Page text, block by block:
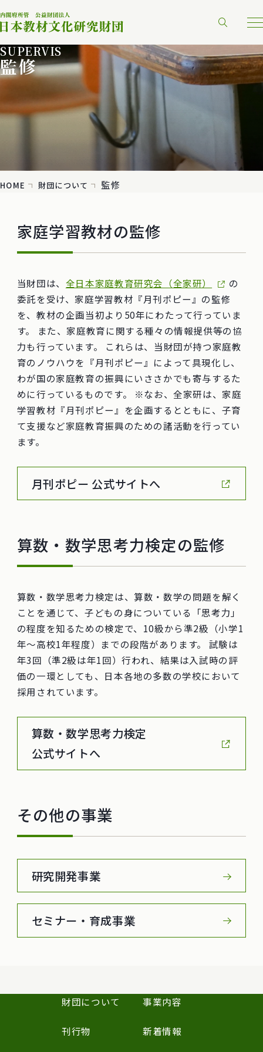
SUPERVIS
監修
HOME 財団について 監修
家庭学習教材の監修
当財団は、 全日本家庭教育研究会（全家研）
の
委託を受け、家庭学習教材『月刊ポピー』の監修
を、教材の企画当初より50年にわたって行っていま
す。 また、家庭教育に関する種々の情報提供等の協
力も行っています。 これらは、当財団が持つ家庭教
育のノウハウを『月刊ポピー』によって具現化し、
わが国の家庭教育の振興にいささかでも寄与するた
めに行っているものです。 ※なお、全家研は、家庭
学習教材『月刊ポピー』を企画するとともに、子育
て支援など家庭教育振興のための諸活動を行ってい
ます。
月刊ポピー 公式サイトへ
算数・数学思考力検定の監修
算数・数学思考力検定は、算数・数学の問題を解く
ことを通じて、子どもの身についている「思考力」
の程度を知るための検定で、10級から準2級（小学1
年～高校1年程度）までの段階があります。 試験は
年3回（準2級は年1回）行われ、結果は入試時の評
価の一環としても、日本各地の多数の学校において
採用されています。
算数・数学思考力検定
公式サイトへ
その他の事業
研究開発事業
セミナー・育成事業
財団について 事業内容
刊行物 新着情報